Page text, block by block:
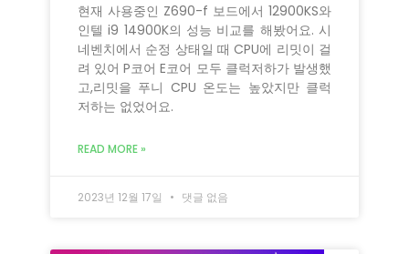
현재 사용중인 Z690-f 보드에서 12900KS와
인텔 i9 14900K의 성능 비교를 해봤어요. 시
네벤치에서 순정 상태일 때 CPU에 리밋이 걸
려 있어 P코어 E코어 모두 클럭저하가 발생했
고,리밋을 푸니 CPU 온도는 높았지만 클럭
저하는 없었어요.
READ MORE »
2023년 12월 17일 댓글 없음